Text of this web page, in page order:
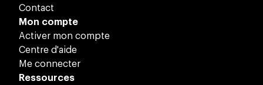
Contact
Mon compte
Activer mon compte
Centre d'aide
Me connecter
Ressources